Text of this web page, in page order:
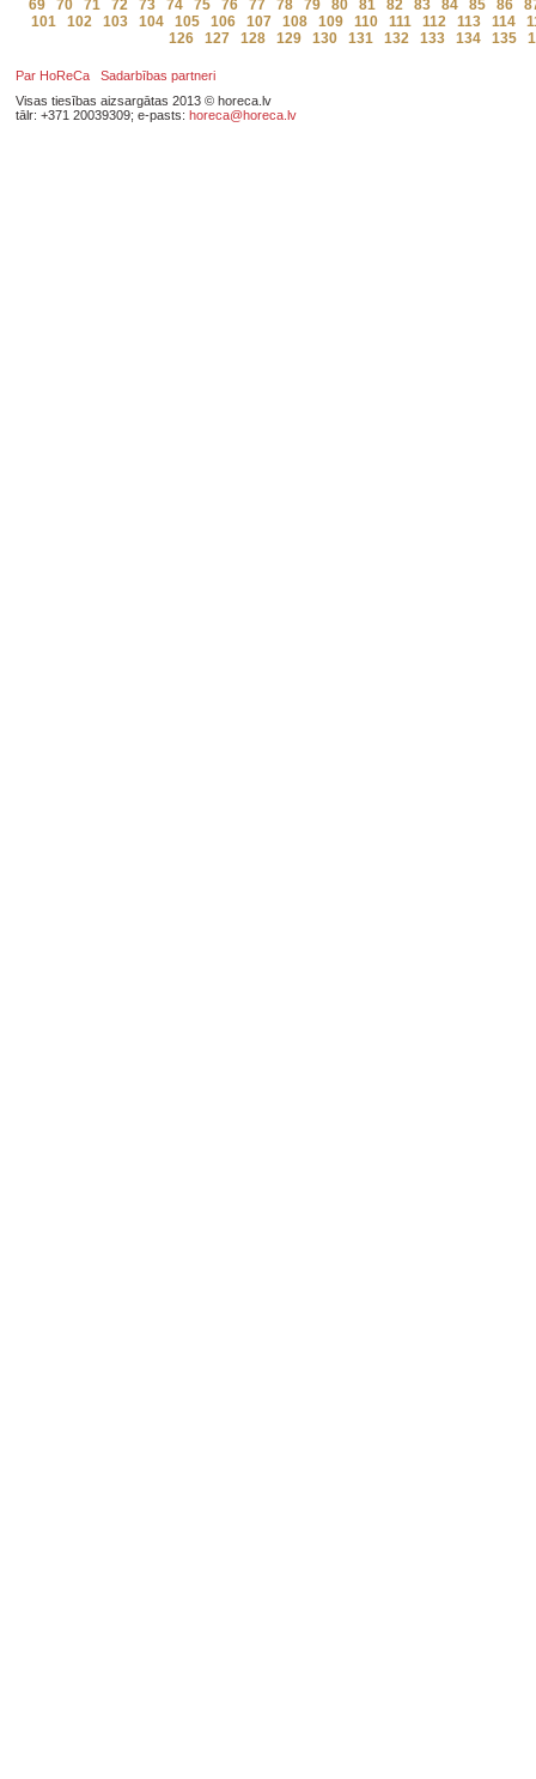
69 70 71 72 73 74 75 76 77 78 79 80 81 82 83 84 85 86
101
102 103 104 105 106 107 108 109 110 111 112 113 114
126
127 128 129 130 131 132 133 134 135
Par HoReCa
Sadarbības partneri
Visas tiesības aizsargātas 2013 © horeca.lv
tālr: +371 20039309; e-pasts: horeca@horeca.lv